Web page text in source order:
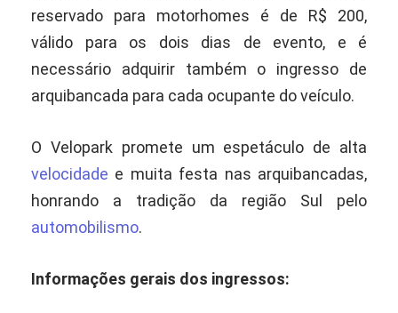
reservado para motorhomes é de R$ 200,
válido para os dois dias de evento, e é
necessário adquirir também o ingresso de
arquibancada para cada ocupante do veículo.
O Velopark promete um espetáculo de alta
velocidade e muita festa nas arquibancadas,
honrando a tradição da região Sul pelo
automobilismo.
Informações gerais dos ingressos: